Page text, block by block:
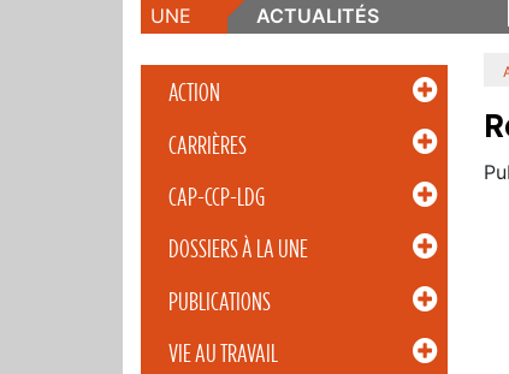
UNE
ACTUALITÉS
ACTION
CARRIÈRES
CAP-CCP-LDG
DOSSIERS À LA UNE
PUBLICATIONS
VIE AU TRAVAIL